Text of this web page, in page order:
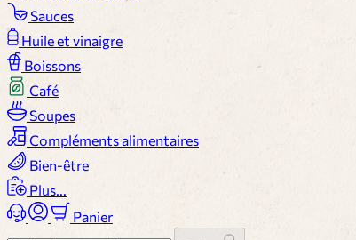
Sauces
Huile et vinaigre
Boissons
Café
Soupes
Compléments alimentaires
Bien-être
Plus...
Panier